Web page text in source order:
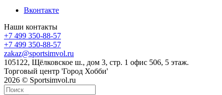
Вконтакте
Наши контакты
+7 499 350-88-57
+7 499 350-88-57
zakaz@sportsimvol.ru
105122, Щёлковское ш., дом 3, стр. 1 офис 506, 5 этаж.
Торговый центр 'Город Хобби'
2026 © Sportsimvol.ru